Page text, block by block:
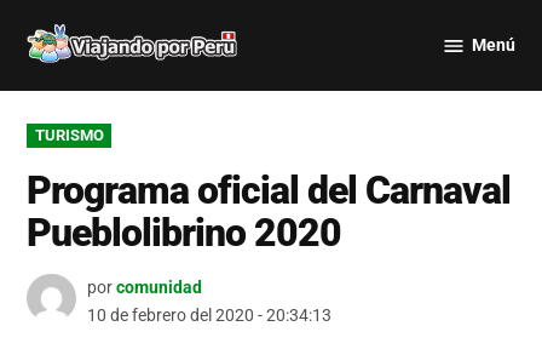
por Perú
Menú
PUBLICADO
EN
TURISMO
Programa oficial del Carnaval
Pueblolibrino 2020
porcomunidad
10 de febrero del 2020 - 20:34:13